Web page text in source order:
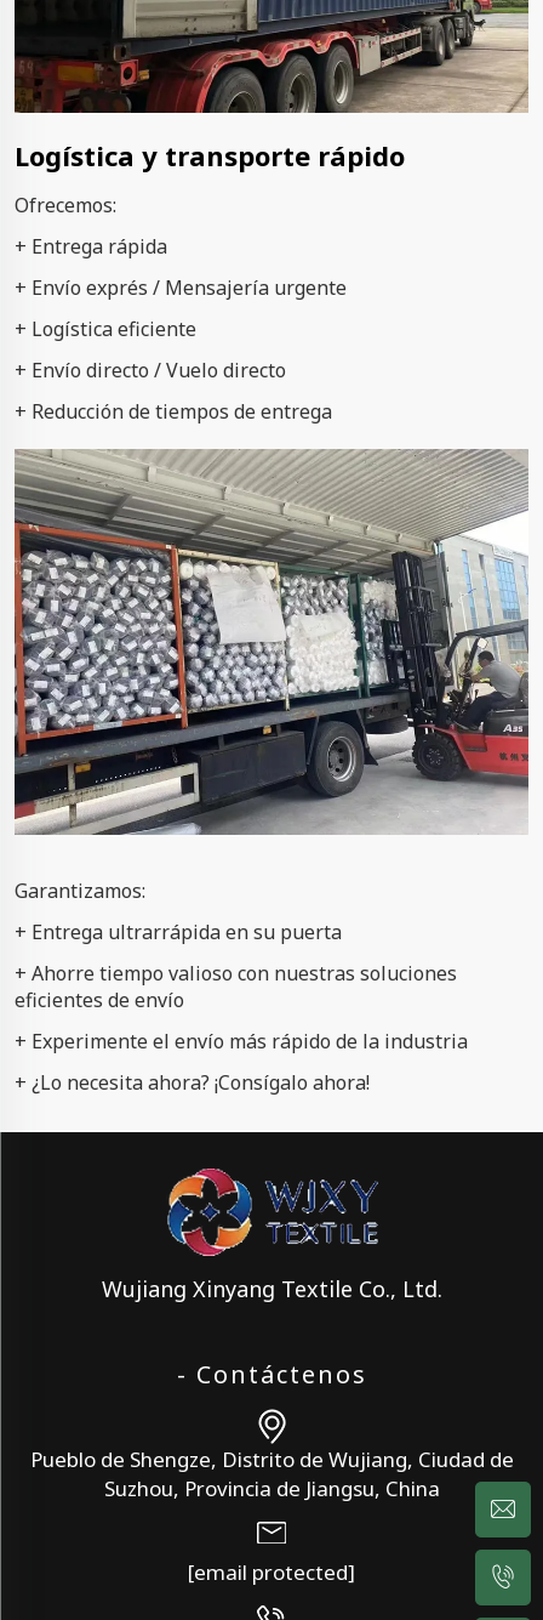
Logística y transporte rápido
Ofrecemos:
+ Entrega rápida
+ Envío exprés / Mensajería urgente
+ Logística eficiente
+ Envío directo / Vuelo directo
+ Reducción de tiempos de entrega
Garantizamos:
+ Entrega ultrarrápida en su puerta
+ Ahorre tiempo valioso con nuestras soluciones
eficientes de envío
+ Experimente el envío más rápido de la industria
+ ¿Lo necesita ahora? ¡Consígalo ahora!
Wujiang Xinyang Textile Co., Ltd.
- Contáctenos
Pueblo de Shengze, Distrito de Wujiang, Ciudad de
Suzhou, Provincia de Jiangsu, China
[email protected]